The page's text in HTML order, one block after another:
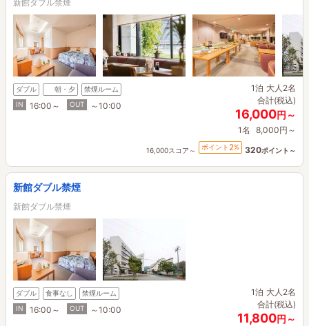
新館ダブル禁煙
ダブル 朝・夕
禁煙ルーム
IN
16:00～ OUT ～10:00
1泊 大人2名
合計(税込)
16,000円～
1名 8,000円～
16,000スコア～ ポイント 2% 320ポイント～
新館ダブル禁煙
新館ダブル禁煙
ダブル 食事なし
禁煙ルーム
IN
16:00～ OUT ～10:00
1泊 大人2名
合計(税込)
11,800円～